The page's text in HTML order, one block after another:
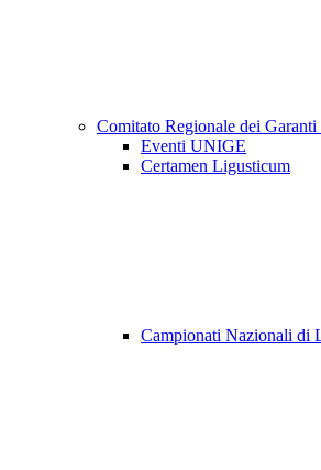
Comitato Regionale dei
Eventi UNIGE
Certamen Ligusticum
Campionati Nazionali di